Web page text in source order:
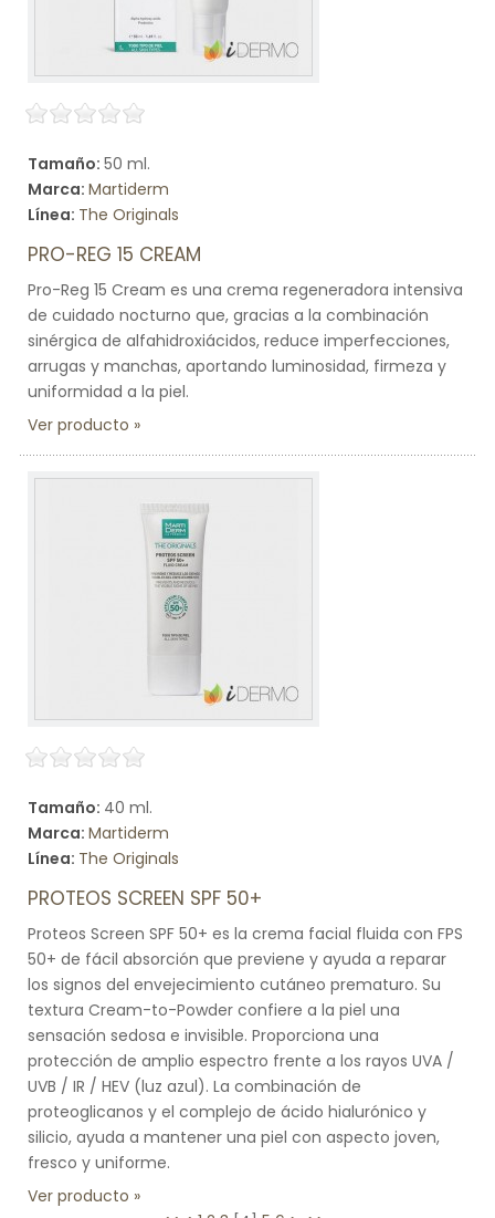
Tamaño: 50 ml.
Marca: Martiderm
Línea: The Originals
PRO-REG 15 CREAM
Pro-Reg 15 Cream es una crema regeneradora intensiva
de cuidado nocturno que, gracias a la combinación
sinérgica de alfahidroxiácidos, reduce imperfecciones,
arrugas y manchas, aportando luminosidad, firmeza y
uniformidad a la piel.
Ver producto
Tamaño: 40 ml.
Marca: Martiderm
Línea: The Originals
PROTEOS SCREEN SPF 50+
Proteos Screen SPF 50+ es la crema facial fluida con FPS
50+ de fácil absorción que previene y ayuda a reparar
los signos del envejecimiento cutáneo prematuro. Su
textura Cream-to-Powder confiere a la piel una
sensación sedosa e invisible. Proporciona una
protección de amplio espectro frente a los rayos UVA /
UVB / IR / HEV (luz azul). La combinación de
proteoglicanos y el complejo de ácido hialurónico y
silicio, ayuda a mantener una piel con aspecto joven,
fresco y uniforme.
Ver producto